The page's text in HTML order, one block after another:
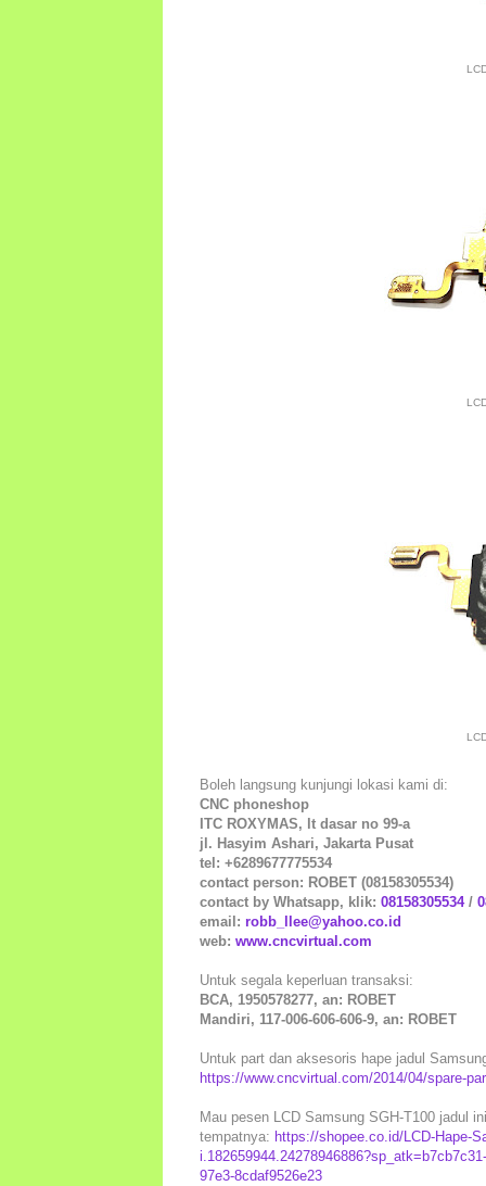
Boleh langsung kunjungi lokasi kami di:
CNC phoneshop
ITC ROXYMAS, lt dasar no 99-a
jl. Hasyim Ashari, Jakarta Pusat
tel: +6289677775534
contact person: ROBET (08158305534)
contact by Whatsapp, klik: 08158305534/
email: robb_llee@yahoo.co.id
web: www.cncvirtual.com
Untuk segala keperluan transaksi:
BCA, 1950578277, an: ROBET
Mandiri, 117-006-606-606-9, an: ROBET
Untuk part dan aksesoris hape jadul
https://www.cncvirtual.com/2014/04/spare-
Mau pesen LCD Samsung SGH-T100 jadul
tempatnya: https://shopee.co.id/LCD-Hape-
97e3-8cdaf9526e23